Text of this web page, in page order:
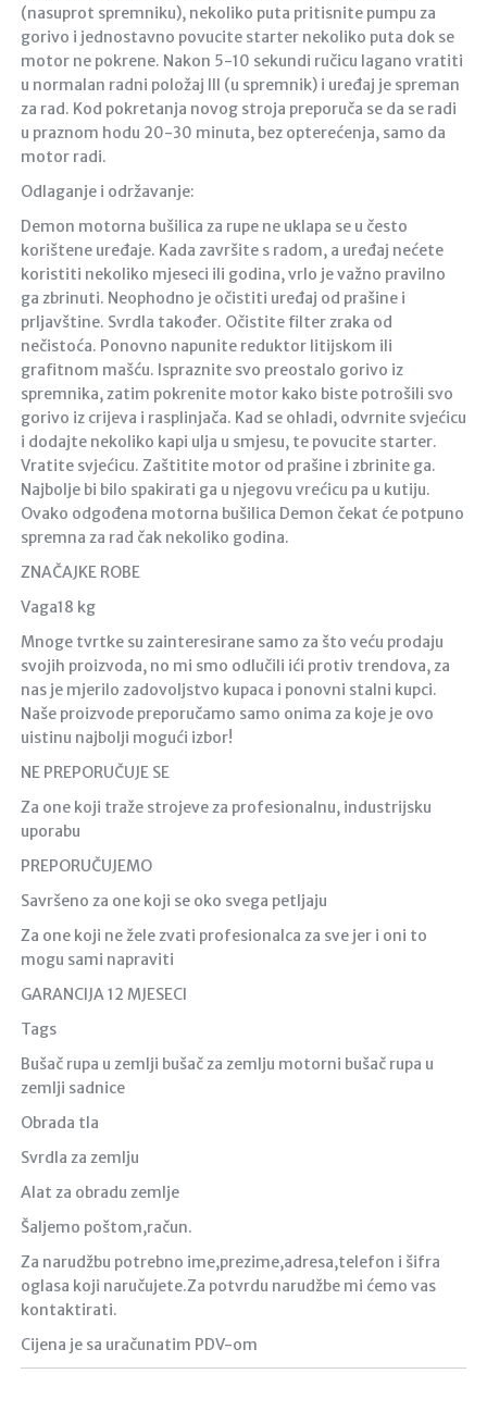
(nasuprot spremniku), nekoliko puta pritisnite pumpu za
gorivo i jednostavno povucite starter nekoliko puta dok se
motor ne pokrene. Nakon 5-10 sekundi ručicu lagano vratiti
u normalan radni položaj III (u spremnik) i uređaj je spreman
za rad. Kod pokretanja novog stroja preporuča se da se radi
u praznom hodu 20-30 minuta, bez opterećenja, samo da
motor radi.
Odlaganje i održavanje:
Demon motorna bušilica za rupe ne uklapa se u često
korištene uređaje. Kada završite s radom, a uređaj nećete
koristiti nekoliko mjeseci ili godina, vrlo je važno pravilno
ga zbrinuti. Neophodno je očistiti uređaj od prašine i
prljavštine. Svrdla također. Očistite filter zraka od
nečistoća. Ponovno napunite reduktor litijskom ili
grafitnom mašću. Ispraznite svo preostalo gorivo iz
spremnika, zatim pokrenite motor kako biste potrošili svo
gorivo iz crijeva i rasplinjača. Kad se ohladi, odvrnite svjećicu
i dodajte nekoliko kapi ulja u smjesu, te povucite starter.
Vratite svjećicu. Zaštitite motor od prašine i zbrinite ga.
Najbolje bi bilo spakirati ga u njegovu vrećicu pa u kutiju.
Ovako odgođena motorna bušilica Demon čekat će potpuno
spremna za rad čak nekoliko godina.
ZNAČAJKE ROBE
Vaga18 kg
Mnoge tvrtke su zainteresirane samo za što veću prodaju
svojih proizvoda, no mi smo odlučili ići protiv trendova, za
nas je mjerilo zadovoljstvo kupaca i ponovni stalni kupci.
Naše proizvode preporučamo samo onima za koje je ovo
uistinu najbolji mogući izbor!
NE PREPORUČUJE SE
Za one koji traže strojeve za profesionalnu, industrijsku
uporabu
PREPORUČUJEMO
Savršeno za one koji se oko svega petljaju
Za one koji ne žele zvati profesionalca za sve jer i oni to
mogu sami napraviti
GARANCIJA 12 MJESECI
Tags
Bušač rupa u zemlji bušač za zemlju motorni bušač rupa u
zemlji sadnice
Obrada tla
Svrdla za zemlju
Alat za obradu zemlje
Šaljemo poštom,račun.
Za narudžbu potrebno ime,prezime,adresa,telefon i šifra
oglasa koji naručujete.Za potvrdu narudžbe mi ćemo vas
kontaktirati.
Cijena je sa uračunatim PDV-om